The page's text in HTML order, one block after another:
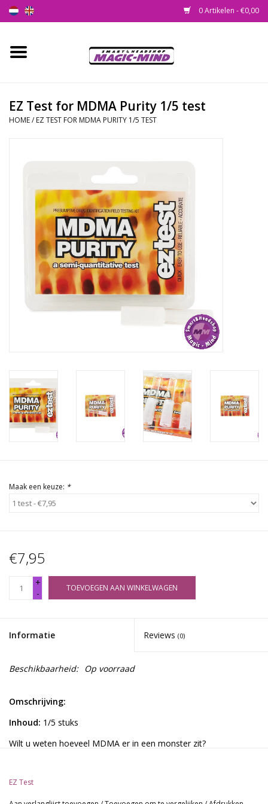
0 Artikelen - €0,00
Home
Smartshop
SEEDSHOP
Health Supplies
Psychedelic
Rituals & Wierook
EZ Test for MDMA Purity 1/5 test
HOME/ EZ TEST FOR MDMA PURITY 1/5 TEST
Maak een keuze: *
€7,95
+
-
TOEVOEGEN AAN WINKELWAGEN
Informatie Reviews (0)
Beschikbaarheid: Op voorraad
Omschrijving:
Inhoud: 1/5 stuks
Wilt u weten hoeveel MDMA er in een monster zit?
beetje MDMA bevatten. Aan de andere kant gaan er pillen rond
EZ Test